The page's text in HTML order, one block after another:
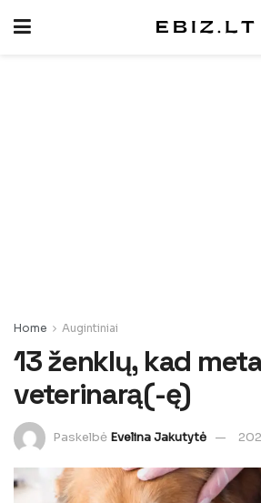
Home Augintiniai
13 ženklų, kad
veterinarą(-ę)
Paskelbė Evelina Jakutytė